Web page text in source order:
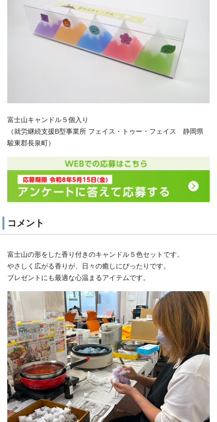
富士山キャンドル５個入り
（就労継続支援B型事業所 フェイス・トゥー・フェイス 静岡県
駿東郡長泉町）
コメント
富士山の形をした香り付きのキャンドル５色セットです。
やさしく広がる香りが、日々の癒しにぴったりです。
プレゼントにも最適な心温まるアイテムです。